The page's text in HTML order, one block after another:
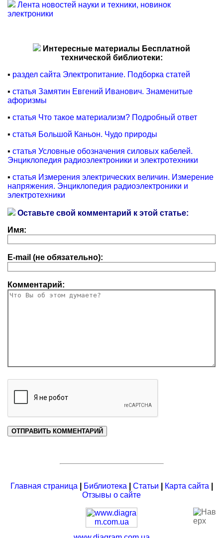
Лента новостей науки и техники, новинок
электроники
Интересные материалы Бесплатной
технической библиотеки:
▪ раздел сайта Электропитание. Подборка статей
▪ статья Замятин Евгений Иванович. Знаменитые
афоризмы
▪ статья Что такое материализм? Подробный ответ
▪ статья Большой Каньон. Чудо природы
▪ статья Условные обозначения силовых кабелей.
Энциклопедия радиоэлектроники и электротехники
▪ статья Измерения электрических величин. Измерение
напряжения. Энциклопедия радиоэлектроники и
электротехники
Оставьте свой комментарий к этой статье:
Имя:
E-mail (не обязательно):
Комментарий:
Главная страница Библиотека Статьи Карта сайта
Отзывы о сайте